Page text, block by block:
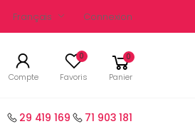
Français Connexion
Compte
0
Favoris
0
Panier
29 419 169 71 903 181